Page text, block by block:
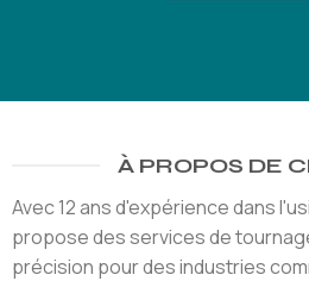
À PROPOS DE
Avec 12 ans d'expérience dans
propose des services de
précision pour des industries